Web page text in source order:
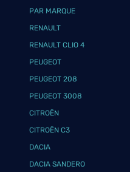
PAR MARQUE
RENAULT
RENAULT CLIO 4
PEUGEOT
PEUGEOT 208
PEUGEOT 3008
CITROËN
CITROËN C3
DACIA
DACIA SANDERO